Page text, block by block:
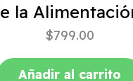
$799.00
Añadir al carrito